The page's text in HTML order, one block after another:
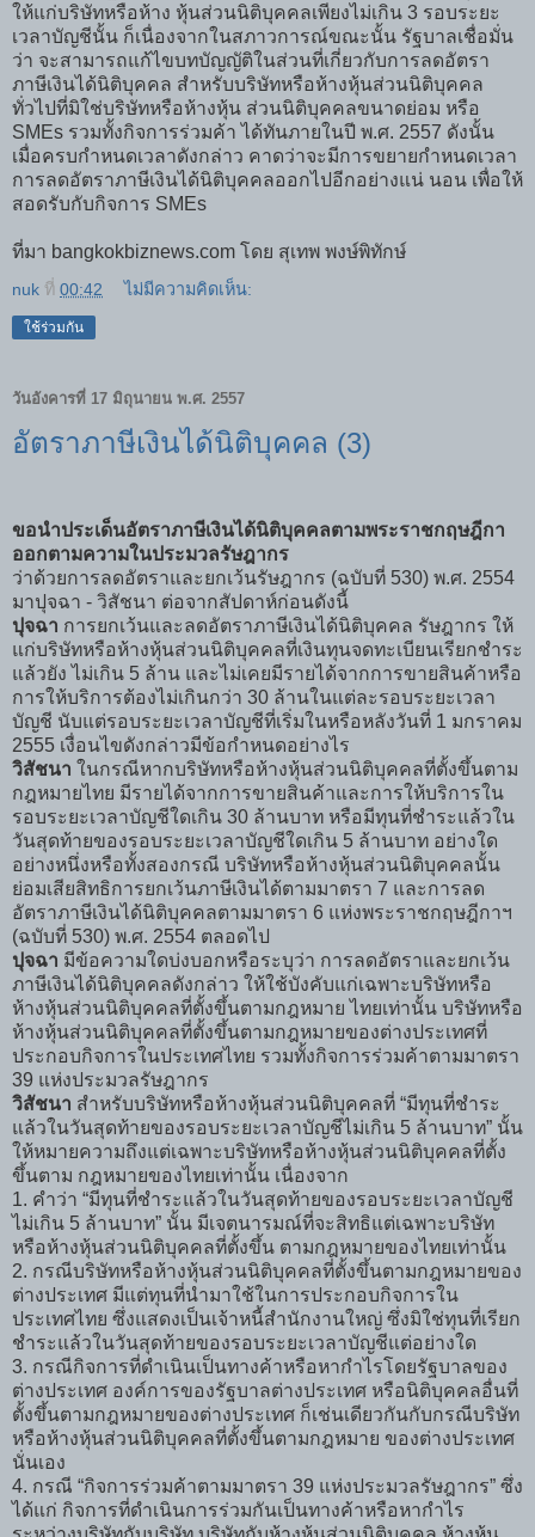
ให้แก่บริษัทหรือห้าง หุ้นส่วนนิติบุคคลเพียงไม่เกิน 3 รอบระยะ
เวลาบัญชีนั้น ก็เนื่องจากในสภาวการณ์ขณะนั้น รัฐบาลเชื่อมั่น
ว่า จะสามารถแก้ไขบทบัญญัติในส่วนที่เกี่ยวกับการลดอัตรา
ภาษีเงินได้นิติบุคคล สำหรับบริษัทหรือห้างหุ้นส่วนนิติบุคคล
ทั่วไปที่มิใช่บริษัทหรือห้างหุ้น ส่วนนิติบุคคลขนาดย่อม หรือ
SMEs รวมทั้งกิจการร่วมค้า ได้ทันภายในปี พ.ศ. 2557 ดังนั้น
เมื่อครบกำหนดเวลาดังกล่าว คาดว่าจะมีการขยายกำหนดเวลา
การลดอัตราภาษีเงินได้นิติบุคคลออกไปอีกอย่างแน่ นอน เพื่อให้
สอดรับกับกิจการ SMEs
ที่มา bangkokbiznews.com โดย สุเทพ พงษ์พิทักษ์
nuk ที่ 00:42 ไม่มีความคิดเห็น:
ใช้ร่วมกัน
วันอังคารที่ 17 มิถุนายน พ.ศ. 2557
อัตราภาษีเงินได้นิติบุคคล (3)
ขอนำประเด็นอัตราภาษีเงินได้นิติบุคคลตามพระราชกฤษฎีกา
ออกตามความในประมวลรัษฎากร
ว่าด้วยการลดอัตราและยกเว้นรัษฎากร (ฉบับที่ 530) พ.ศ. 2554
มาปุจฉา - วิสัชนา ต่อจากสัปดาห์ก่อนดังนี้
ปุจฉา การยกเว้นและลดอัตราภาษีเงินได้นิติบุคคล รัษฎากร ให้
แก่บริษัทหรือห้างหุ้นส่วนนิติบุคคลที่เงินทุนจดทะเบียนเรียกชำระ
แล้วยัง ไม่เกิน 5 ล้าน และไม่เคยมีรายได้จากการขายสินค้าหรือ
การให้บริการต้องไม่เกินกว่า 30 ล้านในแต่ละรอบระยะเวลา
บัญชี นับแต่รอบระยะเวลาบัญชีที่เริ่มในหรือหลังวันที่ 1 มกราคม
2555 เงื่อนไขดังกล่าวมีข้อกำหนดอย่างไร
วิสัชนา ในกรณีหากบริษัทหรือห้างหุ้นส่วนนิติบุคคลที่ตั้งขึ้นตาม
กฎหมายไทย มีรายได้จากการขายสินค้าและการให้บริการใน
รอบระยะเวลาบัญชีใดเกิน 30 ล้านบาท หรือมีทุนที่ชำระแล้วใน
วันสุดท้ายของรอบระยะเวลาบัญชีใดเกิน 5 ล้านบาท อย่างใด
อย่างหนึ่งหรือทั้งสองกรณี บริษัทหรือห้างหุ้นส่วนนิติบุคคลนั้น
ย่อมเสียสิทธิการยกเว้นภาษีเงินได้ตามมาตรา 7 และการลด
อัตราภาษีเงินได้นิติบุคคลตามมาตรา 6 แห่งพระราชกฤษฎีกาฯ
(ฉบับที่ 530) พ.ศ. 2554 ตลอดไป
ปุจฉา มีข้อความใดบ่งบอกหรือระบุว่า การลดอัตราและยกเว้น
ภาษีเงินได้นิติบุคคลดังกล่าว ให้ใช้บังคับแก่เฉพาะบริษัทหรือ
ห้างหุ้นส่วนนิติบุคคลที่ตั้งขึ้นตามกฎหมาย ไทยเท่านั้น บริษัทหรือ
ห้างหุ้นส่วนนิติบุคคลที่ตั้งขึ้นตามกฎหมายของต่างประเทศที่
ประกอบกิจการในประเทศไทย รวมทั้งกิจการร่วมค้าตามมาตรา
39 แห่งประมวลรัษฎากร
วิสัชนา สำหรับบริษัทหรือห้างหุ้นส่วนนิติบุคคลที่ “มีทุนที่ชำระ
แล้วในวันสุดท้ายของรอบระยะเวลาบัญชีไม่เกิน 5 ล้านบาท” นั้น
ให้หมายความถึงแต่เฉพาะบริษัทหรือห้างหุ้นส่วนนิติบุคคลที่ตั้ง
ขึ้นตาม กฎหมายของไทยเท่านั้น เนื่องจาก
1. คำว่า “มีทุนที่ชำระแล้วในวันสุดท้ายของรอบระยะเวลาบัญชี
ไม่เกิน 5 ล้านบาท” นั้น มีเจตนารมณ์ที่จะสิทธิแต่เฉพาะบริษัท
หรือห้างหุ้นส่วนนิติบุคคลที่ตั้งขึ้น ตามกฎหมายของไทยเท่านั้น
2. กรณีบริษัทหรือห้างหุ้นส่วนนิติบุคคลที่ตั้งขึ้นตามกฎหมายของ
ต่างประเทศ มีแต่ทุนที่นำมาใช้ในการประกอบกิจการใน
ประเทศไทย ซึ่งแสดงเป็นเจ้าหนี้สำนักงานใหญ่ ซึ่งมิใช่ทุนที่เรียก
ชำระแล้วในวันสุดท้ายของรอบระยะเวลาบัญชีแต่อย่างใด
3. กรณีกิจการที่ดำเนินเป็นทางค้าหรือหากำไรโดยรัฐบาลของ
ต่างประเทศ องค์การของรัฐบาลต่างประเทศ หรือนิติบุคคลอื่นที่
ตั้งขึ้นตามกฎหมายของต่างประเทศ ก็เช่นเดียวกันกับกรณีบริษัท
หรือห้างหุ้นส่วนนิติบุคคลที่ตั้งขึ้นตามกฎหมาย ของต่างประเทศ
นั่นเอง
4. กรณี “กิจการร่วมค้าตามมาตรา 39 แห่งประมวลรัษฎากร” ซึ่ง
ได้แก่ กิจการที่ดำเนินการร่วมกันเป็นทางค้าหรือหากำไร